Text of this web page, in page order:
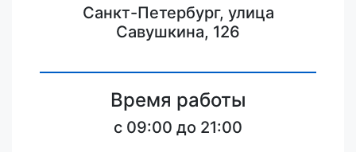
Санкт-Петербург, улица
Савушкина, 126
Время работы
c 09:00 до 21:00